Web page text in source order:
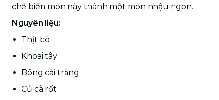
chế biến món này thành một món nhậu ngon.
Nguyên liệu:
Thịt bò
Khoai tây
Bông cải trắng
Củ cà rốt